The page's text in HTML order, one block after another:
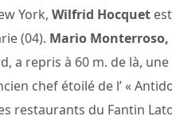
York, Wilfrid Hocquet
(04). Mario Monterroso,
a repris à 60 m. de là, une
chef étoilé de l’ «
restaurants du Fantin